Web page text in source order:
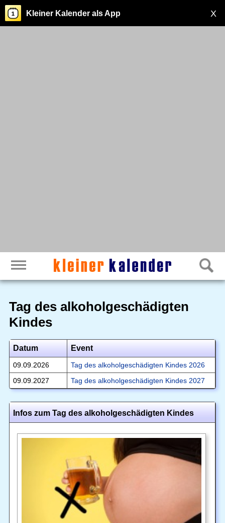
X
Kleiner Kalender als App
Tag des alkoholgeschädigten
Kindes
Datum Event
09.09.2026
Tag des alkoholgeschädigten Kindes 2026
09.09.2027
Tag des alkoholgeschädigten Kindes 2027
Infos zum Tag des alkoholgeschädigten Kindes